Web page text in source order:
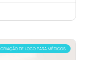
CRIAÇÃO DE LOGO PARA MÉDICOS